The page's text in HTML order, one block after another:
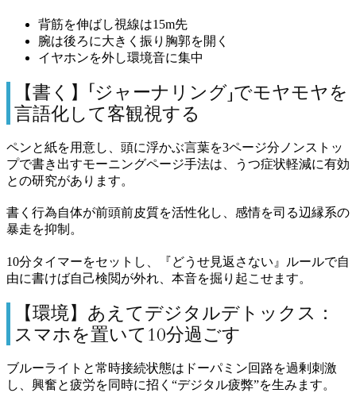
背筋を伸ばし視線は15m先
腕は後ろに大きく振り胸郭を開く
イヤホンを外し環境音に集中
【書く】「ジャーナリング」でモヤモヤを
言語化して客観視する
ペンと紙を用意し、頭に浮かぶ言葉を3ページ分ノンストッ
プで書き出すモーニングページ手法は、うつ症状軽減に有効
との研究があります。
書く行為自体が前頭前皮質を活性化し、感情を司る辺縁系の
暴走を抑制。
10分タイマーをセットし、『どうせ見返さない』ルールで自
由に書けば自己検閲が外れ、本音を掘り起こせます。
【環境】あえてデジタルデトックス：
スマホを置いて10分過ごす
ブルーライトと常時接続状態はドーパミン回路を過剰刺激
し、興奮と疲労を同時に招く“デジタル疲弊”を生みます。